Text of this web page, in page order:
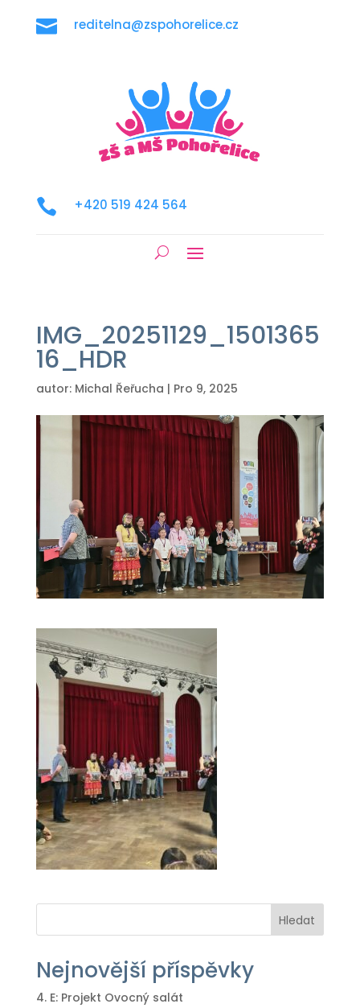
 reditelna@zspohorelice.cz
 +420 519 424 564
IMG_20251129_1501365
16_HDR
autor: Michal Řeřucha | Pro 9, 2025
Hledat
Nejnovější příspěvky
4. E: Projekt Ovocný salát